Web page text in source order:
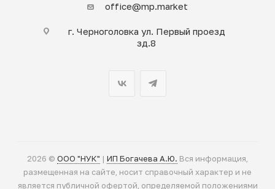
office@mp.market
г. Черноголовка ул. Первый проезд
зд.8
2026 © ООО "НУК" | ИП Богачева А.Ю. Вся информация,
размещенная на сайте, носит справочный характер и не
является публичной офертой, определяемой положениями